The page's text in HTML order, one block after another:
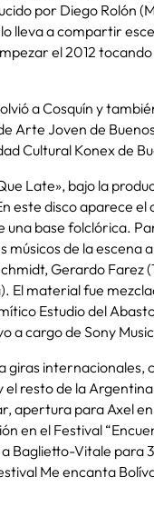
por Diego Rolón
lleva a compartir
el 2012
a Cosquín y
Arte Joven de
Cultural Konex de
Late», bajo la
este disco aparece
una base folclórica.
músicos de la escena
Gerardo Farez
El material fue
Estudio del
a cargo de Sony
giras internacionales,
el resto de la
apertura para Axel
en el Festival
a Baglietto-Vitale para
Me encanta